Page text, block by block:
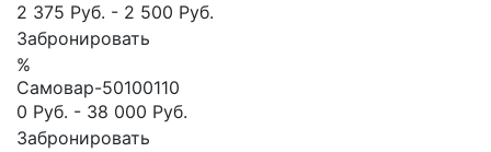
2 375 Руб. - 2 500 Руб.
Забронировать
%
Самовар-50100110
0 Руб. - 38 000 Руб.
Забронировать